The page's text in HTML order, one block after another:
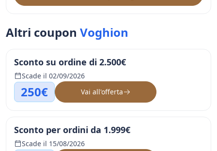
Altri coupon Voghion
Sconto su ordine di 2.500€
Scade il 02/09/2026
250€ Vai all'offerta
Sconto per ordini da 1.999€
Scade il 15/08/2026